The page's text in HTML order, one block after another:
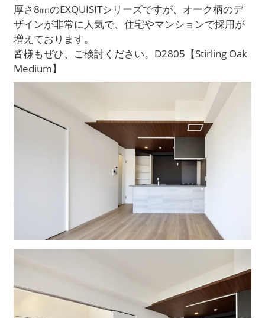
厚さ8㎜のEXQUISITシリーズですが、オーク柄のデ
ザインが非常に人気で、住宅やマンションで採用が
増えております。
皆様もぜひ、ご検討ください。D2805【Stirling Oak
Medium】